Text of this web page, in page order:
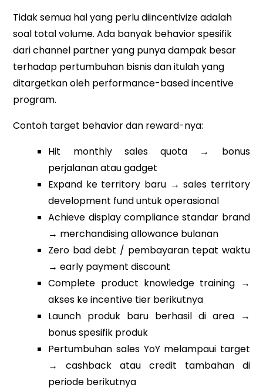
Tidak semua hal yang perlu diincentivize adalah
soal total volume. Ada banyak behavior spesifik
dari channel partner yang punya dampak besar
terhadap pertumbuhan bisnis dan itulah yang
ditargetkan oleh performance-based incentive
program.
Contoh target behavior dan reward-nya:
Hit monthly sales quota → bonus
perjalanan atau gadget
Expand ke territory baru → sales territory
development fund untuk operasional
Achieve display compliance standar brand
→ merchandising allowance bulanan
Zero bad debt / pembayaran tepat waktu
→ early payment discount
Complete product knowledge training →
akses ke incentive tier berikutnya
Launch produk baru berhasil di area →
bonus spesifik produk
Pertumbuhan sales YoY melampaui target
→ cashback atau credit tambahan di
periode berikutnya